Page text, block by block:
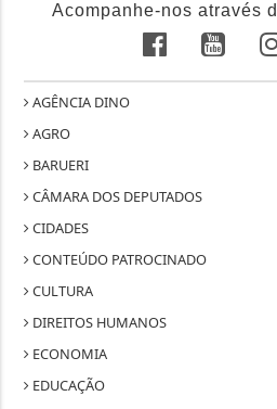
Acompanhe-nos através
AGÊNCIA DINO
AGRO
BARUERI
CÂMARA DOS DEPUTADOS
CIDADES
CONTEÚDO PATROCINADO
CULTURA
DIREITOS HUMANOS
ECONOMIA
EDUCAÇÃO